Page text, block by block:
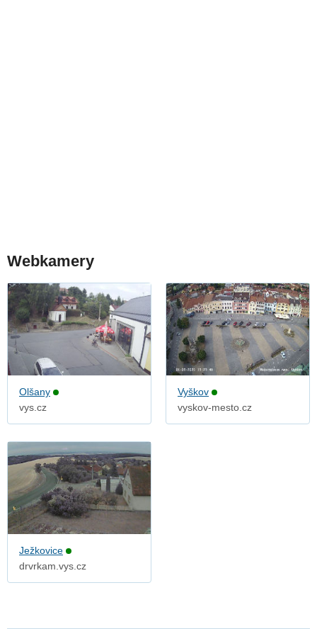
Webkamery
Olšany
vys.cz
Vyškov
vyskov-mesto.cz
Ježkovice
drvrkam.vys.cz